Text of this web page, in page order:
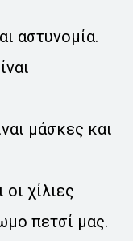
αστυνομία.
μάσκες και
χίλιες
πετσί μας.